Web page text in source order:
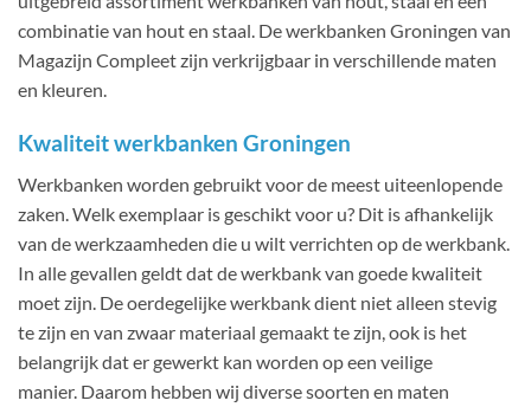
combinatie van hout en staal. De werkbanken Groningen van
Magazijn Compleet zijn verkrijgbaar in verschillende maten
en kleuren.
Kwaliteit werkbanken Groningen
Werkbanken worden gebruikt voor de meest uiteenlopende
zaken. Welk exemplaar is geschikt voor u? Dit is afhankelijk
van de werkzaamheden die u wilt verrichten op de werkbank.
In alle gevallen geldt dat de werkbank van goede kwaliteit
moet zijn. De oerdegelijke werkbank dient niet alleen stevig
te zijn en van zwaar materiaal gemaakt te zijn, ook is het
belangrijk dat er gewerkt kan worden op een veilige
manier. Daarom hebben wij diverse soorten en maten